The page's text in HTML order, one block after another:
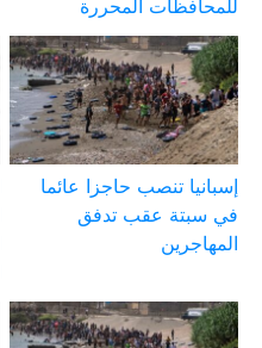
للمحافظات المحررة
إسبانيا تنصب حاجزا عائما
في سبتة عقب تدفق
المهاجرين